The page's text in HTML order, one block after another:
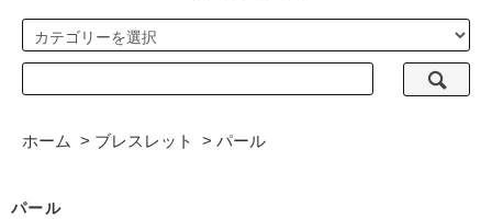
ホーム > ブレスレット > パール
パール